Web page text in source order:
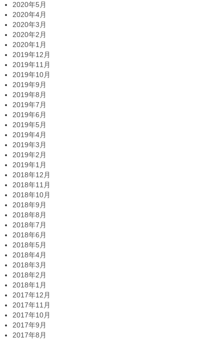
2020年5月
2020年4月
2020年3月
2020年2月
2020年1月
2019年12月
2019年11月
2019年10月
2019年9月
2019年8月
2019年7月
2019年6月
2019年5月
2019年4月
2019年3月
2019年2月
2019年1月
2018年12月
2018年11月
2018年10月
2018年9月
2018年8月
2018年7月
2018年6月
2018年5月
2018年4月
2018年3月
2018年2月
2018年1月
2017年12月
2017年11月
2017年10月
2017年9月
2017年8月